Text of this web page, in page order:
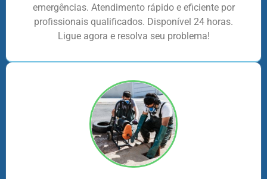
emergências. Atendimento rápido e eficiente por
profissionais qualificados. Disponível 24 horas.
Ligue agora e resolva seu problema!